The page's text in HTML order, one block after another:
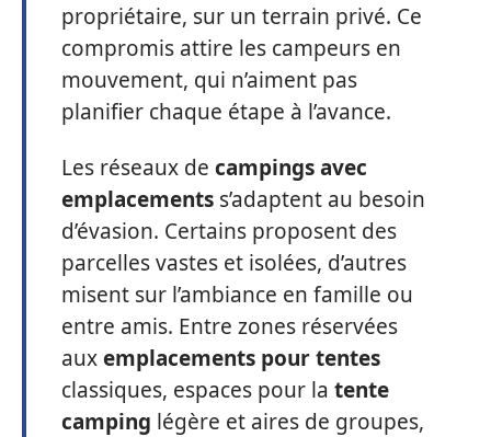
propriétaire, sur un terrain privé. Ce
compromis attire les campeurs en
mouvement, qui n’aiment pas
planifier chaque étape à l’avance.
Les réseaux de campings avec
emplacements s’adaptent au besoin
d’évasion. Certains proposent des
parcelles vastes et isolées, d’autres
misent sur l’ambiance en famille ou
entre amis. Entre zones réservées
auxemplacements pour tentes
classiques, espaces pour la tente
camping légère et aires de groupes,